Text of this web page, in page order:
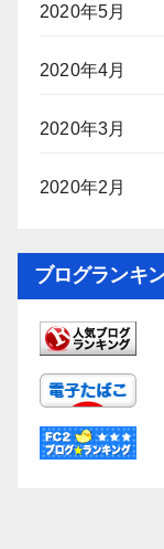
2020年5月
2020年4月
2020年3月
2020年2月
ブログランキ